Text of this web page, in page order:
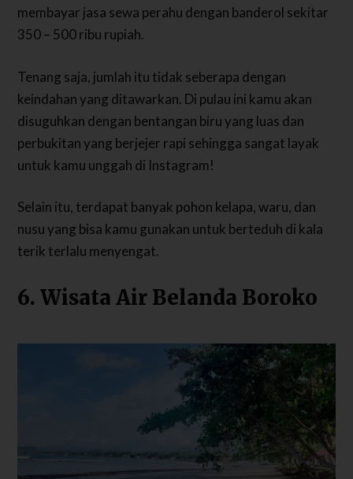
membayar jasa sewa perahu dengan banderol sekitar
350 – 500 ribu rupiah.
Tenang saja, jumlah itu tidak seberapa dengan
keindahan yang ditawarkan. Di pulau ini kamu akan
disuguhkan dengan bentangan biru yang luas dan
perbukitan yang berjejer rapi sehingga sangat layak
untuk kamu unggah di Instagram!
Selain itu, terdapat banyak pohon kelapa, waru, dan
nusu yang bisa kamu gunakan untuk berteduh di kala
terik terlalu menyengat.
6. Wisata Air Belanda Boroko